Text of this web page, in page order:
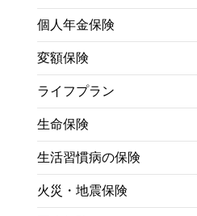
個人年金保険
変額保険
ライフプラン
生命保険
生活習慣病の保険
火災・地震保険